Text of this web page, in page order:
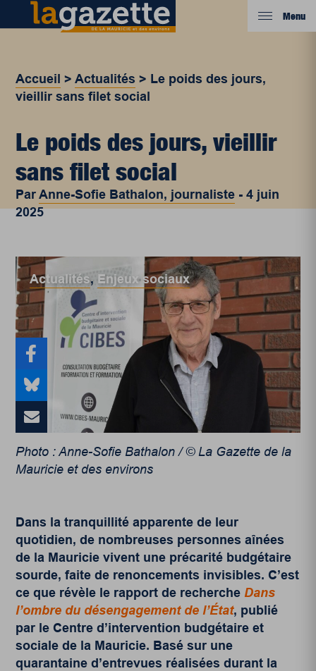
Menu
Accueil >Actualités > Le poids des jours,
vieillir sans filet social
Le poids des jours, vieillir
sans filet social
ParAnne-Sofie Bathalon, journaliste -4 juin
2025
Actualités, Enjeux sociaux
Photo : Anne-Sofie Bathalon / © La Gazette de la
Mauricie et des environs
Dans la tranquillité apparente de leur
quotidien, de nombreuses personnes aînées
de la Mauricie vivent une précarité budgétaire
sourde, faite de renoncements invisibles. C’est
ce que révèle le rapport de recherche Dans
l’ombre du désengagement de l’État, publié
par le Centre d’intervention budgétaire et
sociale de la Mauricie. Basé sur une
quarantaine d’entrevues réalisées durant la